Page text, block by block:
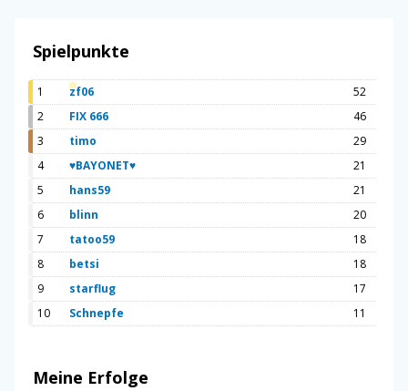
Spielpunkte
1 zf06
52
2
FIX 666
46
3
timo
29
4
♥BAYONET♥
21
5
hans59
21
6
blinn
20
7
tatoo59
18
8
betsi
18
9
starflug
17
10
Schnepfe 11
Meine Erfolge